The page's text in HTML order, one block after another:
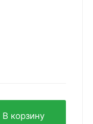
В корзину